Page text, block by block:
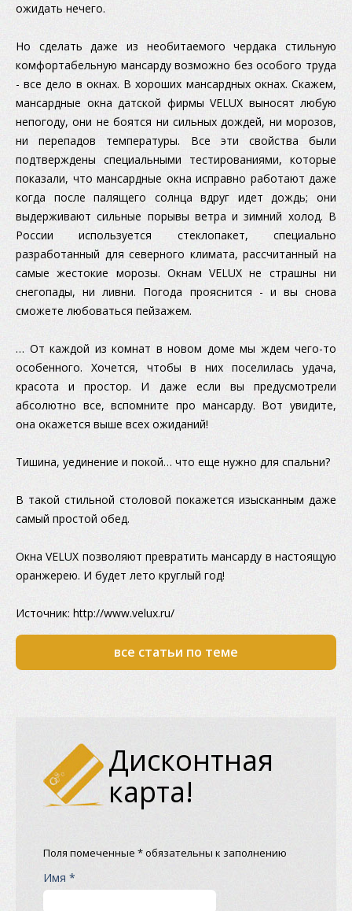
ожидать нечего.
Но сделать даже из необитаемого чердака стильную
комфортабельную мансарду возможно без особого труда
- все дело в окнах. В хороших мансардных окнах. Скажем,
мансардные окна датской фирмы VELUX выносят любую
непогоду, они не боятся ни сильных дождей, ни морозов,
ни перепадов температуры. Все эти свойства были
подтверждены специальными тестированиями, которые
показали, что мансардные окна исправно работают даже
когда после палящего солнца вдруг идет дождь; они
выдерживают сильные порывы ветра и зимний холод. В
России используется стеклопакет, специально
разработанный для северного климата, рассчитанный на
самые жестокие морозы. Окнам VELUX не страшны ни
снегопады, ни ливни. Погода прояснится - и вы снова
сможете любоваться пейзажем.
… От каждой из комнат в новом доме мы ждем чего-то
особенного. Хочется, чтобы в них поселилась удача,
красота и простор. И даже если вы предусмотрели
абсолютно все, вспомните про мансарду. Вот увидите,
она окажется выше всех ожиданий!
Тишина, уединение и покой… что еще нужно для спальни?
В такой стильной столовой покажется изысканным даже
самый простой обед.
Окна VELUX позволяют превратить мансарду в настоящую
оранжерею. И будет лето круглый год!
Источник: http://www.velux.ru/
все статьи по теме
Дисконтная
карта!
Поля помеченные * обязательны к заполнению
Имя *